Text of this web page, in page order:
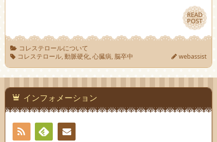
READ
POST
READ
POST
コレステロールについて
コレステロール,動脈硬化,心臓病, 脳卒中 webassist
インフォメーション
RSS